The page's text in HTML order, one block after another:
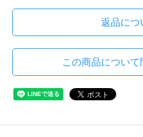
返品につ
この商品について